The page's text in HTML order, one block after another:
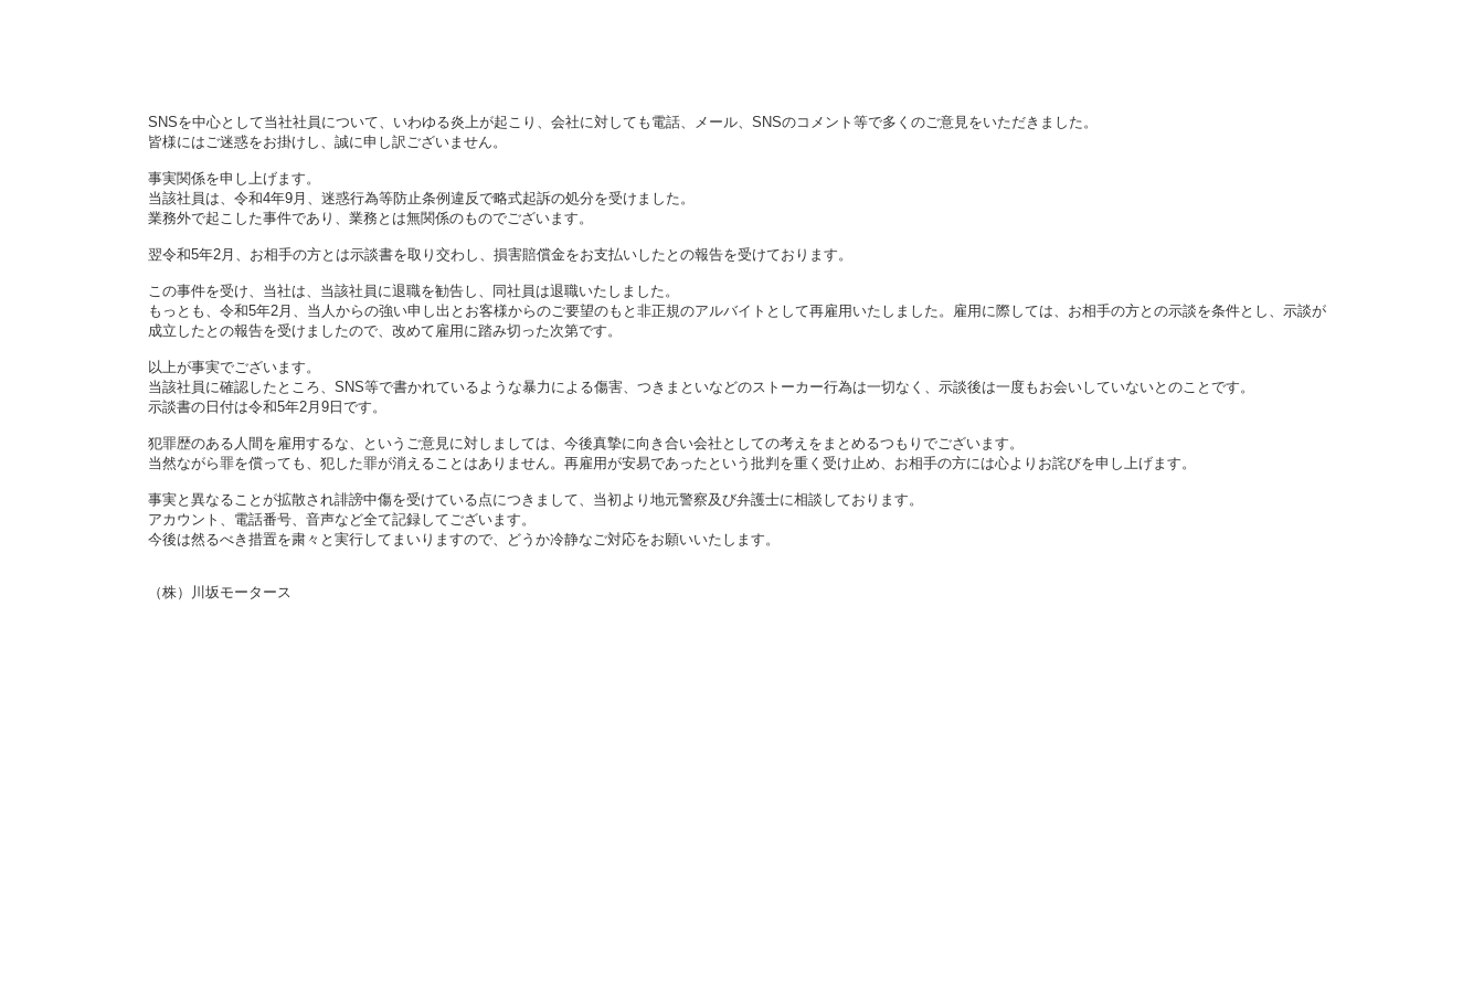
SNSを中心として当社社員について、いわゆる炎上が起こり、会社に対しても電話、メール、SNSのコメント等で多くのご意見をいただきました。
皆様にはご迷惑をお掛けし、誠に申し訳ございません。
事実関係を申し上げます。
当該社員は、令和4年9月、迷惑行為等防止条例違反で略式起訴の処分を受けました。
業務外で起こした事件であり、業務とは無関係のものでございます。
翌令和5年2月、お相手の方とは示談書を取り交わし、損害賠償金をお支払いしたとの報告を受けております。
この事件を受け、当社は、当該社員に退職を勧告し、同社員は退職いたしました。
もっとも、令和5年2月、当人からの強い申し出とお客様からのご要望のもと非正規のアルバイトとして再雇用いたしました。雇用に際しては、お相手の方との示談を条件とし、示談が
成立したとの報告を受けましたので、改めて雇用に踏み切った次第です。
以上が事実でございます。
当該社員に確認したところ、SNS等で書かれているような暴力による傷害、つきまといなどのストーカー行為は一切なく、示談後は一度もお会いしていないとのことです。
示談書の日付は令和5年2月9日です。
犯罪歴のある人間を雇用するな、というご意見に対しましては、今後真摯に向き合い会社としての考えをまとめるつもりでございます。
当然ながら罪を償っても、犯した罪が消えることはありません。再雇用が安易であったという批判を重く受け止め、お相手の方には心よりお詫びを申し上げます。
事実と異なることが拡散され誹謗中傷を受けている点につきまして、当初より地元警察及び弁護士に相談しております。
アカウント、電話番号、音声など全て記録してございます。
今後は然るべき措置を粛々と実行してまいりますので、どうか冷静なご対応をお願いいたします。
（株）川坂モータース